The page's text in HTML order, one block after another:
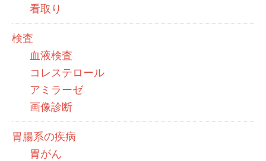
看取り
検査
血液検査
コレステロール
アミラーゼ
画像診断
胃腸系の疾病
胃がん